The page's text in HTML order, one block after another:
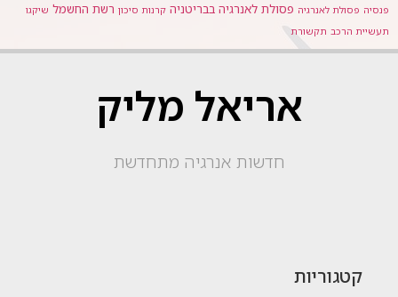
פנסיה פסולת לאנרגיה פסולת לאנרגיה בבריטניה קרנות סיכון רשת החשמל שיקגו
תעשיית הרכב תקשורת
אריאל מליק
חדשות אנרגיה מתחדשת
קטגוריות